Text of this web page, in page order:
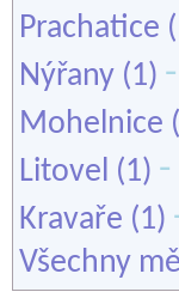
Prachatice
Nýřany (1) -
Mohelnice
Litovel (1) -
Kravaře (1)
Všechny